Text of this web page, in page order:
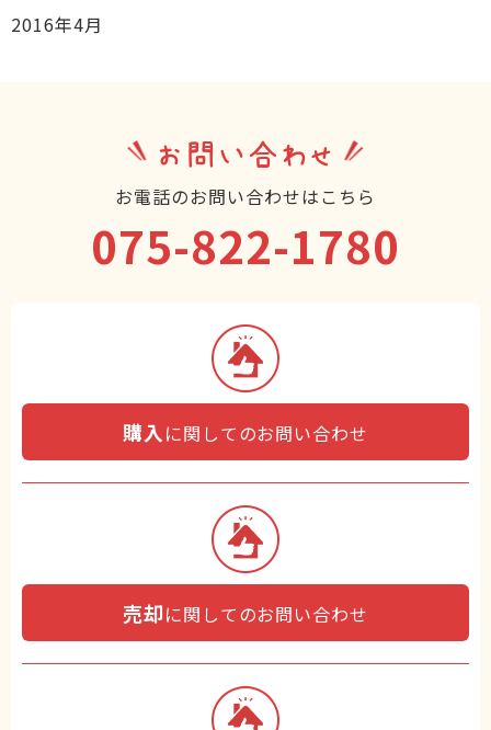
2016年4月
お問い合わせ
お電話のお問い合わせはこちら
075-822-1780
購入 に関してのお問い合わせ
売却に関してのお問い合わせ